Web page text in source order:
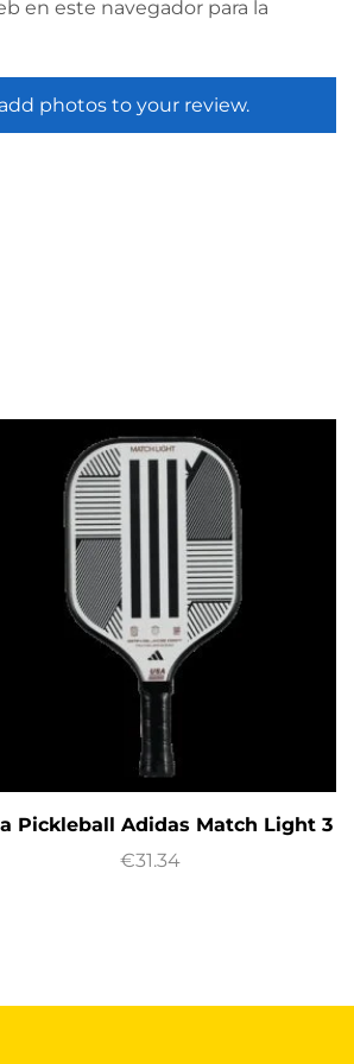
en este navegador para la
photos to your review.
Pickleball Adidas Match Light 3
€31.34